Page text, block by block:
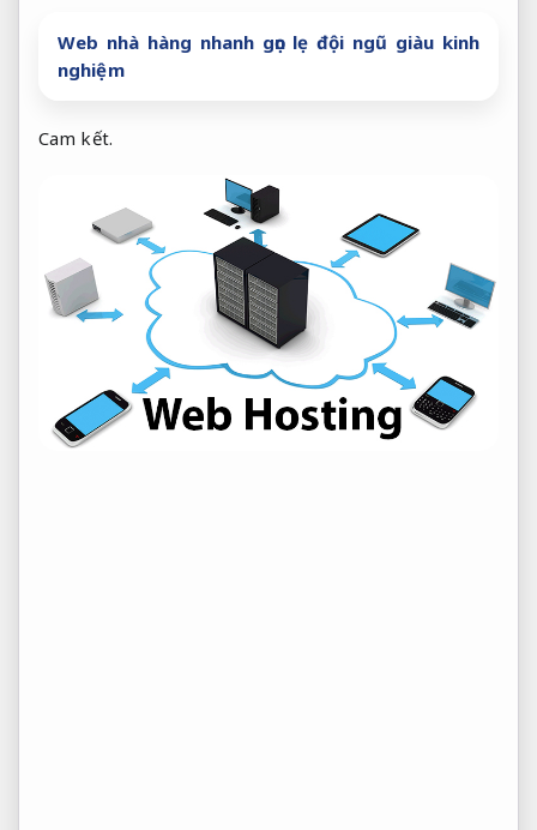
Web nhà hàng nhanh gọn lẹ đội ngũ giàu kinh
nghiệm
Cam kết.